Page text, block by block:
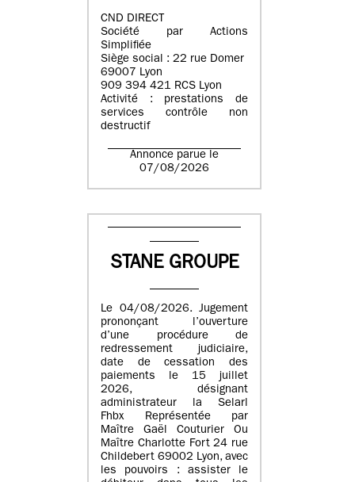
CND DIRECT
Société par Actions
Simplifiée
Siège social : 22 rue Domer
69007 Lyon
909 394 421 RCS Lyon
Activité : prestations de
services contrôle non
destructif
Annonce parue le
07/08/2026
STANE GROUPE
Le 04/08/2026. Jugement
prononçant l’ouverture
d’une procédure de
redressement judiciaire,
date de cessation des
paiements le 15 juillet
2026, désignant
administrateur la Selarl
Fhbx Représentée par
Maître Gaël Couturier Ou
Maître Charlotte Fort 24 rue
Childebert 69002 Lyon, avec
les pouvoirs : assister le